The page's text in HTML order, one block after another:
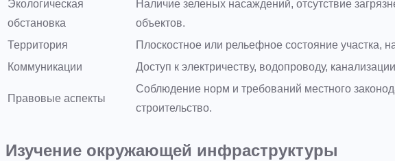
Экологическая
обстановка
Наличие зеленых насаждений, отсутствие
объектов.
Территория
Плоскостное или рельефное состояние участка,
Коммуникации
Доступ к электричеству, водопроводу,
Правовые аспекты
Соблюдение норм и требований местного
строительство.
Изучение окружающей инфраструктуры